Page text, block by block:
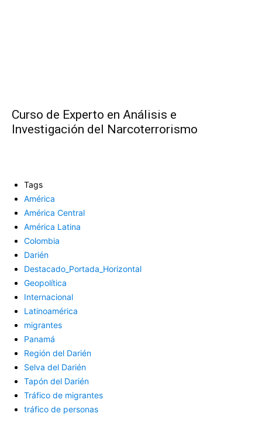
Curso de Experto en Análisis e
Investigación del Narcoterrorismo
Tags
América
América Central
América Latina
Colombia
Darién
Destacado_Portada_Horizontal
Geopolítica
Internacional
Latinoamérica
migrantes
Panamá
Región del Darién
Selva del Darién
Tapón del Darién
Tráfico de migrantes
tráfico de personas